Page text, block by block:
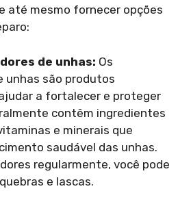
até mesmo fornecer opções
de unhas: Os
unhas são produtos
a fortalecer e proteger
contêm ingredientes
e minerais que
saudável das unhas.
regularmente, você pode
e lascas.